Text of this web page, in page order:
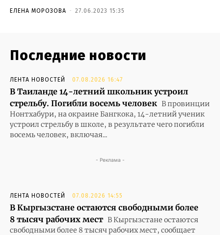
ЕЛЕНА МОРОЗОВА - 27.06.2023 15:35
Последние новости
ЛЕНТА НОВОСТЕЙ 07.08.2026 16:47
В Таиланде 14-летний школьник устроил
стрельбу. Погибли восемь человек В провинции
Нонтхабури, на окраине Бангкока, 14-летний ученик
устроил стрельбу в школе, в результате чего погибли
восемь человек, включая...
- Реклама -
ЛЕНТА НОВОСТЕЙ 07.08.2026 14:55
В Кыргызстане остаются свободными более
8 тысяч рабочих мест В Кыргызстане остаются
свободными более 8 тысяч рабочих мест, сообщает